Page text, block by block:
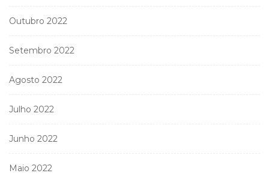
Outubro 2022
Setembro 2022
Agosto 2022
Julho 2022
Junho 2022
Maio 2022